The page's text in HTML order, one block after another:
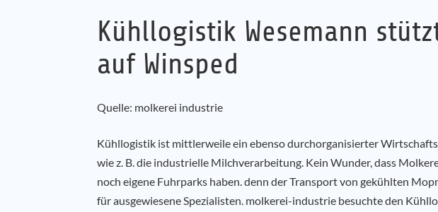
Kühllogistik Wesemann
auf Winsped
Quelle: molkerei industrie
Kühllogistik ist mittlerweile ein ebenso durchorganisierter
wie z. B. die industrielle Milchverarbeitung. Kein Wunder, dass
noch eigene Fuhrparks haben. denn der Transport von gekühlten
für ausgewiesene Spezialisten. molkerei-industrie besuchte den